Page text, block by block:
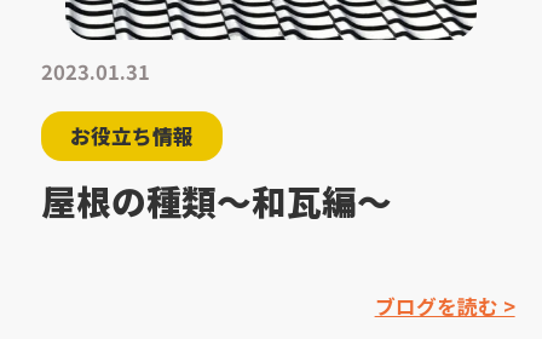
2023.01.31
お役立ち情報
屋根の種類〜和瓦編〜
ブログを読む >